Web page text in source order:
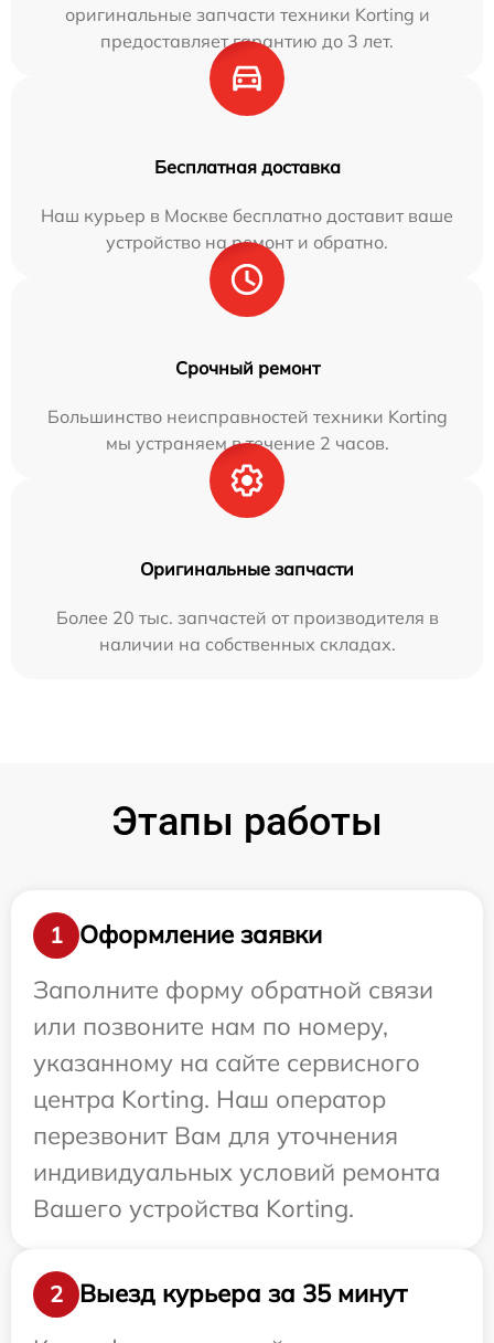
оригинальные запчасти техники Korting и
предоставляет гарантию до 3 лет.
Бесплатная доставка
Наш курьер в Москве бесплатно доставит ваше
устройство на ремонт и обратно.
Срочный ремонт
Большинство неисправностей техники Korting
мы устраняем в течение 2 часов.
Оригинальные запчасти
Более 20 тыс. запчастей от производителя в
наличии на собственных складах.
Этапы работы
1
Оформление заявки
Заполните форму обратной связи
или позвоните нам по номеру,
указанному на сайте сервисного
центра Korting. Наш оператор
перезвонит Вам для уточнения
индивидуальных условий ремонта
Вашего устройства Korting.
2
Выезд курьера за 35 минут